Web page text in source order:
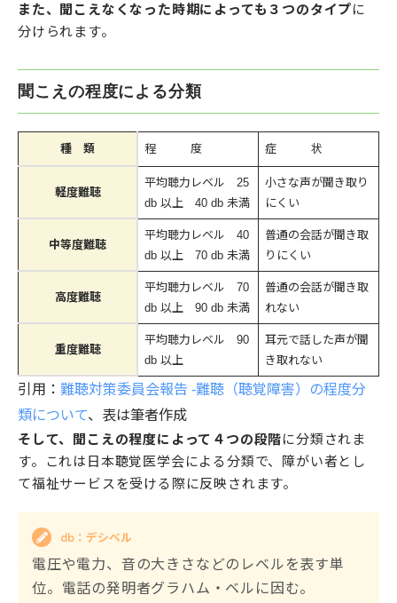
また、聞こえなくなった時期によっても３つのタイプに
分けられます。
聞こえの程度による分類
種 類 程 度 症 状
軽度難聴
平均聴力レベル 25
db 以上 40 db 未満
小さな声が聞き取り
にくい
中等度難聴
平均聴力レベル 40
db 以上 70 db 未満
普通の会話が聞き取
りにくい
高度難聴
平均聴力レベル 70
db 以上 90 db 未満
普通の会話が聞き取
れない
重度難聴
平均聴力レベル 90
db 以上
耳元で話した声が聞
き取れない
引用： 難聴対策委員会報告 ‐難聴（聴覚障害）の程度分
類について、表は筆者作成
そして、聞こえの程度によって４つの段階に分類されま
す。これは日本聴覚医学会による分類で、障がい者とし
て福祉サービスを受ける際に反映されます。
db：デシベル
電圧や電力、音の大きさなどのレベルを表す単
位。電話の発明者グラハム・ベルに因む。